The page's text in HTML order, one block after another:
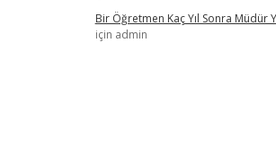
Bir Öğretmen Kaç Yıl Sonra Müdür
için admin